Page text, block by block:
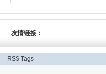
友情链接：
RSS Tags